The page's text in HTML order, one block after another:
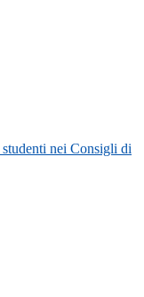
nei Consigli di